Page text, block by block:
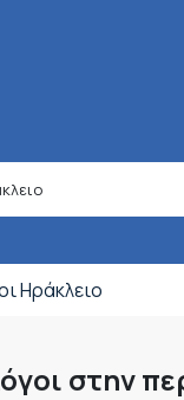
Ηράκλειο
στην